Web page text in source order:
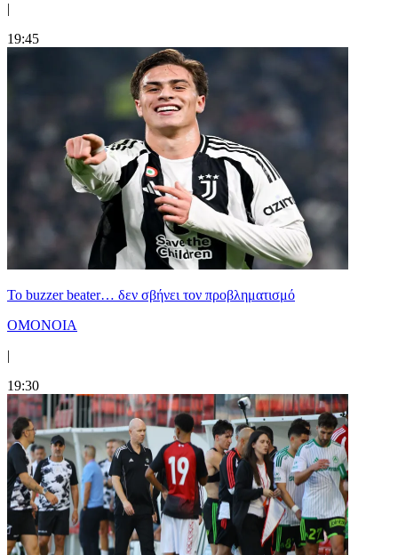
|
19:45
Το buzzer beater… δεν σβήνει τoν προβληματισμό
ΟΜΟΝΟΙΑ
|
19:30